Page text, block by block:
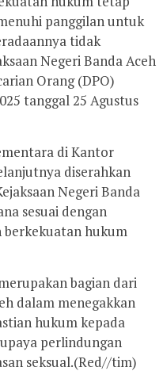
panggilan untuk
tidak
Negeri Banda Aceh
Orang (DPO)
tanggal 25 Agustus
di Kantor
diserahkan
Negeri Banda
sesuai dengan
berkekuatan hukum
bagian dari
dalam menegakkan
hukum kepada
perlindungan
seksual.(Red//tim)